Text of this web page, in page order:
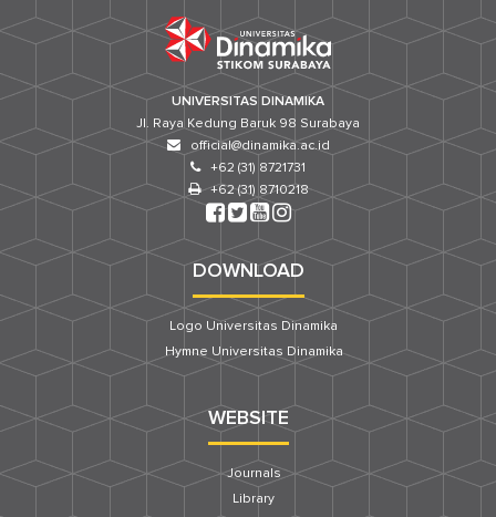
UNIVERSITAS DINAMIKA
Jl. Raya Kedung Baruk 98 Surabaya
official@dinamika.ac.id
+62 (31) 8721731
+62 (31) 8710218
DOWNLOAD
Logo Universitas Dinamika
Hymne Universitas Dinamika
WEBSITE
Journals
Library